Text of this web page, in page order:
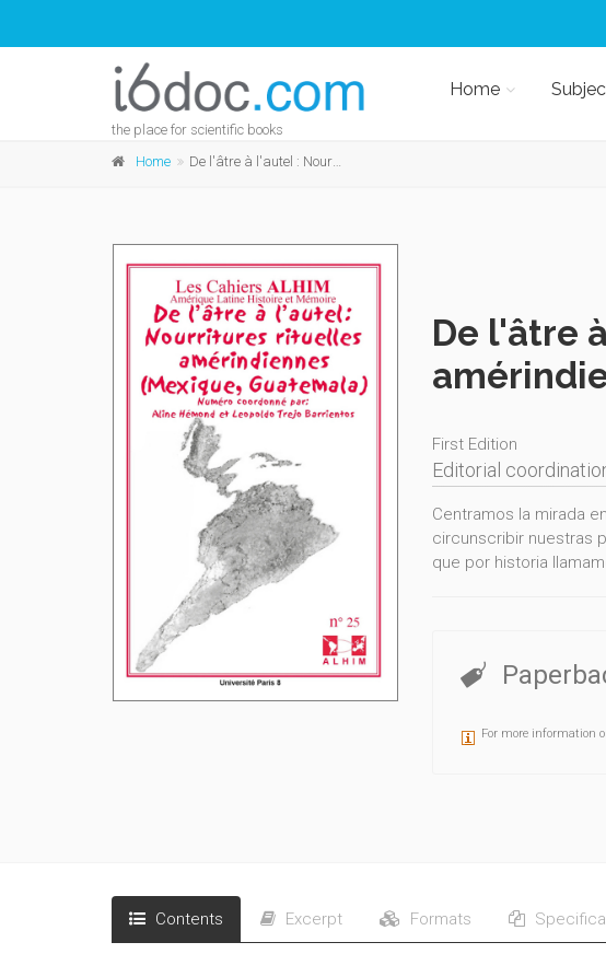
the place for scientific books
Home
Home De l'âtre à l'autel : Nourritures rituelles amérindiennes (Mexique, Guatemala)
De l'âtre
First Edition
Editorial
Centramos la mirada
circunscribir nuestras
que por historia
For more information
Contents Excerpt Formats